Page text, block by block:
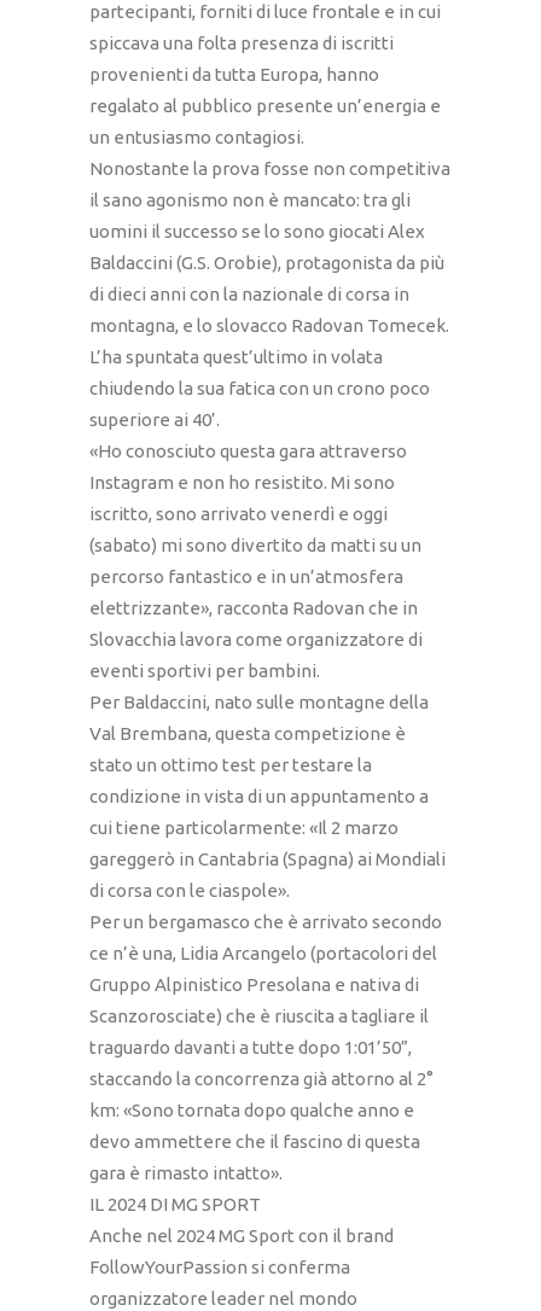
partecipanti, forniti di luce frontale e in cui
spiccava una folta presenza di iscritti
provenienti da tutta Europa, hanno
regalato al pubblico presente un’energia e
un entusiasmo contagiosi.
Nonostante la prova fosse non competitiva
il sano agonismo non è mancato: tra gli
uomini il successo se lo sono giocati Alex
Baldaccini (G.S. Orobie), protagonista da più
di dieci anni con la nazionale di corsa in
montagna, e lo slovacco Radovan Tomecek.
L’ha spuntata quest’ultimo in volata
chiudendo la sua fatica con un crono poco
superiore ai 40’.
«Ho conosciuto questa gara attraverso
Instagram e non ho resistito. Mi sono
iscritto, sono arrivato venerdì e oggi
(sabato) mi sono divertito da matti su un
percorso fantastico e in un’atmosfera
elettrizzante», racconta Radovan che in
Slovacchia lavora come organizzatore di
eventi sportivi per bambini.
Per Baldaccini, nato sulle montagne della
Val Brembana, questa competizione è
stato un ottimo test per testare la
condizione in vista di un appuntamento a
cui tiene particolarmente: «Il 2 marzo
gareggerò in Cantabria (Spagna) ai Mondiali
di corsa con le ciaspole».
Per un bergamasco che è arrivato secondo
ce n’è una, Lidia Arcangelo (portacolori del
Gruppo Alpinistico Presolana e nativa di
Scanzorosciate) che è riuscita a tagliare il
traguardo davanti a tutte dopo 1:01’50”,
staccando la concorrenza già attorno al 2°
km: «Sono tornata dopo qualche anno e
devo ammettere che il fascino di questa
gara è rimasto intatto».
IL 2024 DI MG SPORT
Anche nel 2024 MG Sport con il brand
FollowYourPassion si conferma
organizzatore leader nel mondo